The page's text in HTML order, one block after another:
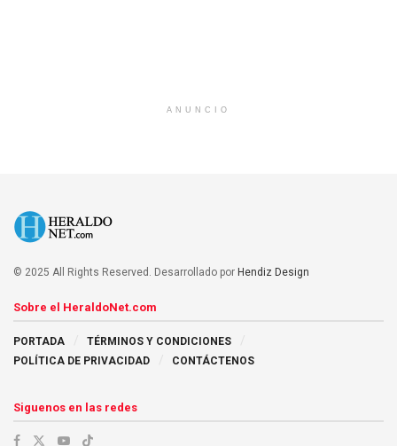
ANUNCIO
© 2025 All Rights Reserved. Desarrollado por Hendiz Design
Sobre el HeraldoNet.com
PORTADA
TÉRMINOS Y CONDICIONES
POLÍTICA DE PRIVACIDAD
CONTÁCTENOS
Siguenos en las redes